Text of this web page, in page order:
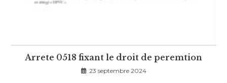
Arrete 0518 fixant le droit de peremtion
23 septembre 2024